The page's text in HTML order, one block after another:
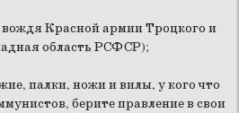
Красной армии Троцкого и
область РСФСР);
палки, ножи и вилы, у кого что
берите правление в свои